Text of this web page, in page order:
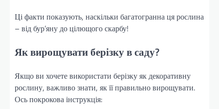
Ці факти показують, наскільки багатогранна ця рослина
– від бур’яну до цілющого скарбу!
Як вирощувати берізку в саду?
Якщо ви хочете використати берізку як декоративну
рослину, важливо знати, як її правильно вирощувати.
Ось покрокова інструкція: